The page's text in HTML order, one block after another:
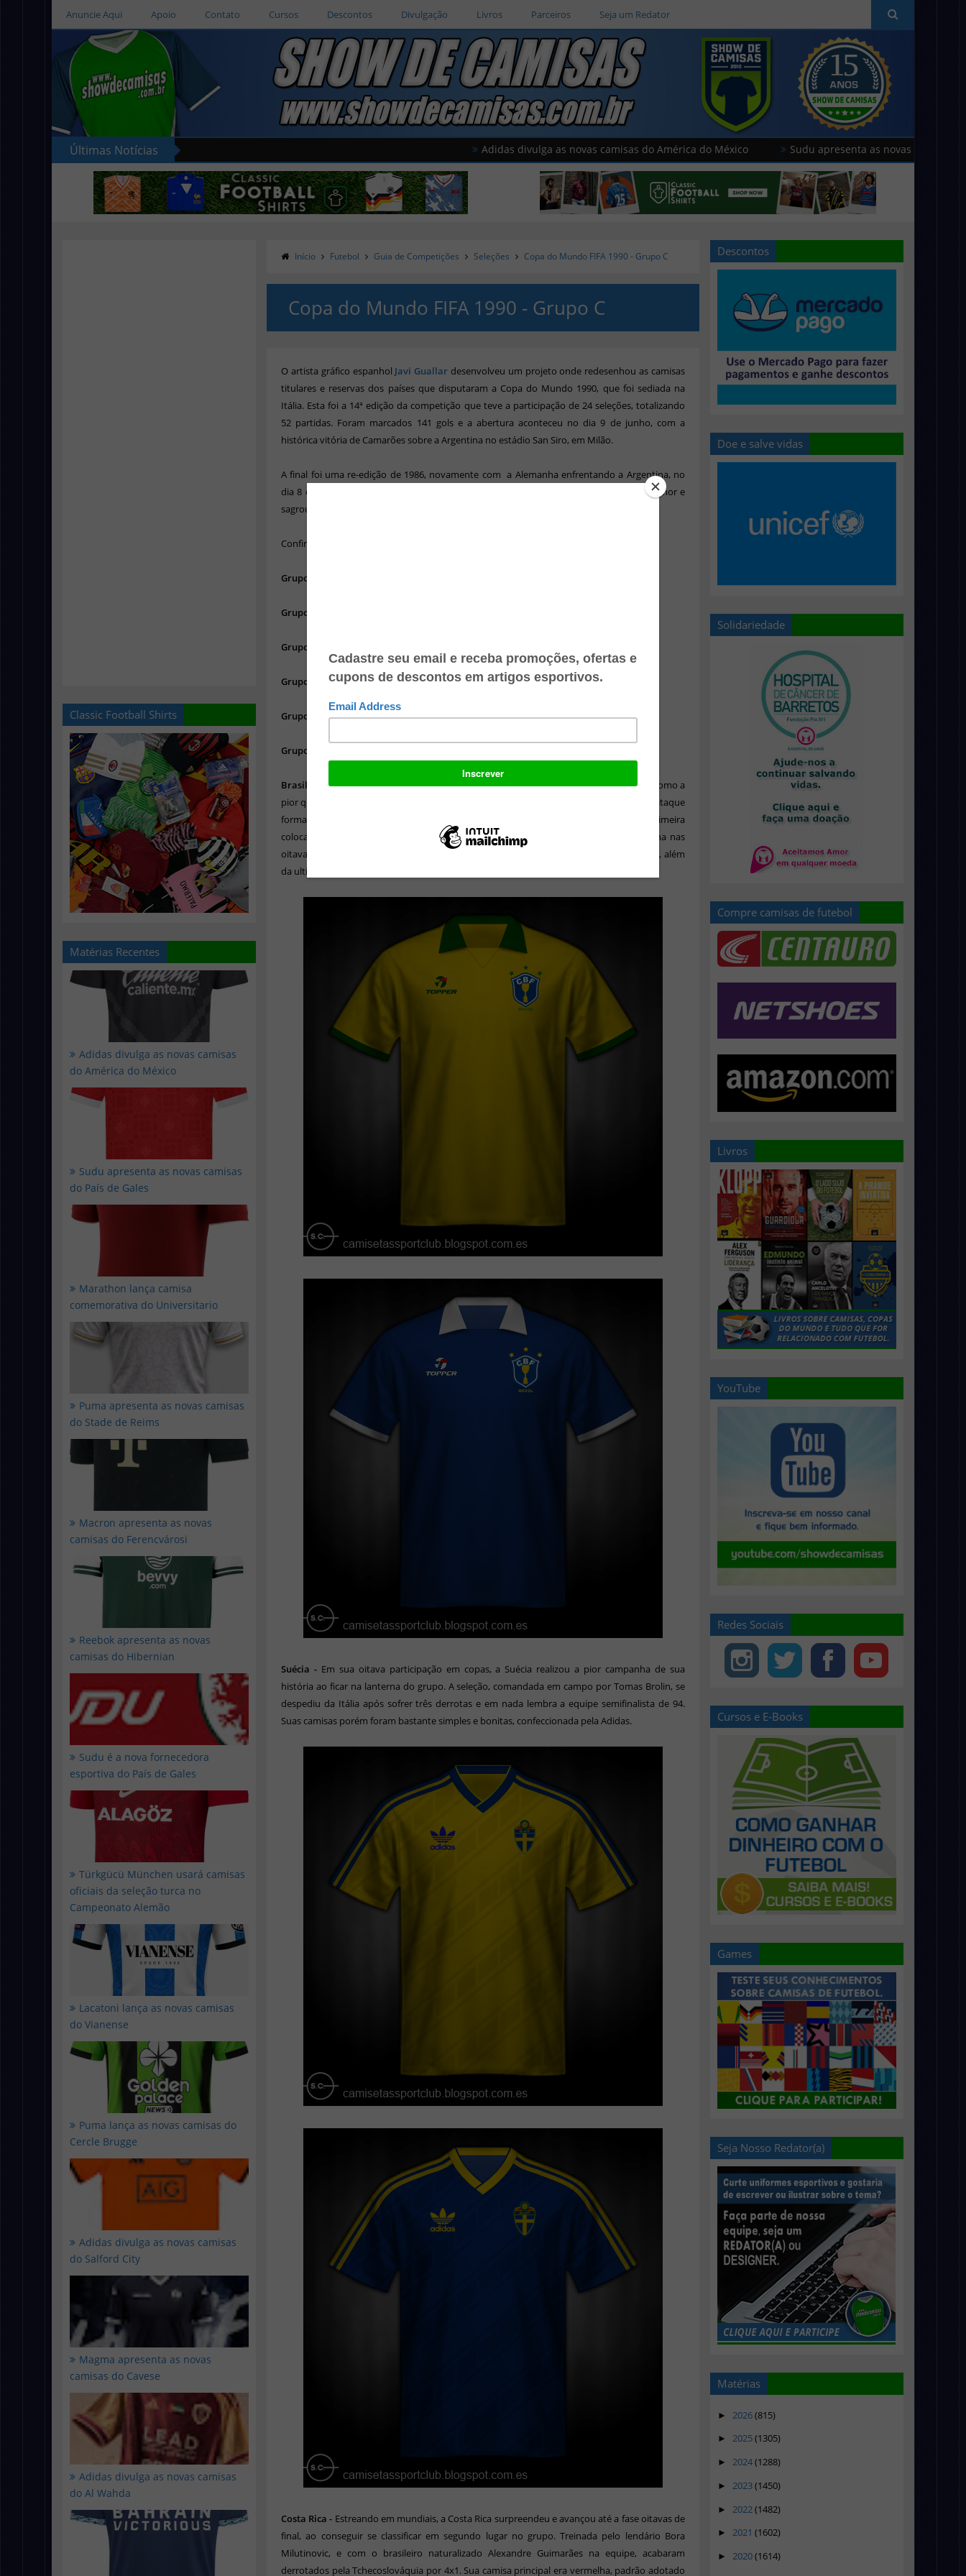
Anuncie Aqui Apoio Contato Cursos Descontos Divulgação Livros Parceiros Seja um Redator
Últimas Notícias Adidas divulga as novas camisas do América do México Sudu apresenta as novas camisas do País de
Classic Football Shirts
Matérias Recentes
Adidas divulga as novas camisas
do América do México
Sudu apresenta as novas camisas
do País de Gales
Marathon lança camisa
comemorativa do Universitario
Puma apresenta as novas camisas
do Stade de Reims
Macron apresenta as novas
camisas do Ferencvárosi
Reebok apresenta as novas
camisas do Hibernian
Sudu é a nova fornecedora
esportiva do País de Gales
Türkgücü München usará camisas
oficiais da seleção turca no
Campeonato Alemão
Lacatoni lança as novas camisas
do Vianense
Puma lança as novas camisas do
Cercle Brugge
Adidas divulga as novas camisas
do Salford City
Magma apresenta as novas
camisas do Cavese
Adidas divulga as novas camisas
do Al Wahda
Início Futebol Guia de Competições Seleções Copa do Mundo FIFA 1990 - Grupo C
Copa do Mundo FIFA 1990 - Grupo C
O artista gráfico espanhol Javi Guallar desenvolveu um projeto onde redesenhou as camisas
titulares e reservas dos países que disputaram a Copa do Mundo 1990, que foi sediada na
Itália. Esta foi a 14ª edição da competição que teve a participação de 24 seleções, totalizando
52 partidas. Foram marcados 141 gols e a abertura aconteceu no dia 9 de junho, com a
histórica vitória de Camarões sobre a Argentina no estádio San Siro, em Milão.
A final foi uma re-edição de 1986, novamente com a Alemanha enfrentando a Argentina, no
dia 8 de julho no estádio Olimpico de Roma. Desta vez porém, a Alemanha levou a melhor e
sagrou-se tri-campeã mundial ao vencer por 1x0, gol marcado por Andreas Brehme.
Confira abaixo as seleções divididas pelos grupos:
Grupo A:
Grupo B:
Grupo C:
Grupo D: Alemanha, Colômbia, Emirados Árabes Unidos e Iugoslávia
Grupo E: Bélgica, Coréia do Sul, Espanha e Uruguuai
Grupo F:
Brasil -
A polemica seleção comandada por Sebastião Lazaroni é apontada por muitos como a
pior que já representou o Brasil em um mundial. Teve como maior destaque a dupla de ataque
formada por Careca e Muller, responsavel pelos gols do pais que garantiram a primeira
colocação do grupo com três vitórias. Porém, não foi suficiente para vencer a Argentina nas
oitavas de final. Esta foi a ultima camisa fornecida por uma empresa brasileira (Topper), além
da ultima com o logo azul da CBF.
Suécia - Em sua oitava participação em copas, a Suécia realizou a pior campanha de sua
história ao ficar na lanterna do grupo. A seleção, comandada em campo por Tomas Brolin, se
despediu da Itália após sofrer três derrotas e em nada lembra a equipe semifinalista de 94.
Suas camisas porém foram bastante simples e bonitas, confeccionada pela Adidas.
Costa Rica - Estreando em mundiais, a Costa Rica surpreendeu e avançou até a fase oitavas de
final, ao conseguir se classificar em segundo lugar no grupo. Treinada pelo lendário Bora
Milutinovic, e com o brasileiro naturalizado Alexandre Guimarães na equipe, acabaram
derrotados pela Tchecoslováquia por 4x1. Sua camisa principal era vermelha, padrão adotado
Descontos
Doe e salve vidas
Solidariedade
Compre camisas de futebol
Livros
YouTube
Redes Sociais
Cursos e E-Books
Games
Seja Nosso Redator(a)
Matérias
► 2026(815)
► 2025(1305)
► 2024(1288)
► 2023(1450)
► 2022(1482)
► 2021 (1602)
► 2020(1614)